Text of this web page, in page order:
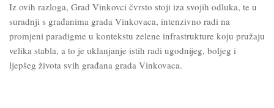
Iz ovih razloga, Grad Vinkovci čvrsto stoji iza svojih odluka, te u
suradnji s građanima grada Vinkovaca, intenzivno radi na
promjeni paradigme u kontekstu zelene infrastrukture koju pružaju
velika stabla, a to je uklanjanje istih radi ugodnijeg, boljeg i
ljepšeg života svih građana grada Vinkovaca.